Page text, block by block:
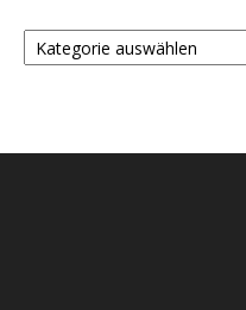
UNSERE
KATEGORIEN